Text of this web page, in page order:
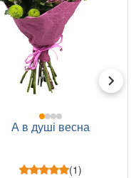
А в душі весна
(1)